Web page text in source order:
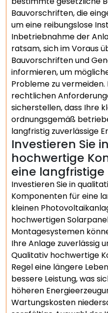
Bauvorschriften, die
um eine reibungslose
Inbetriebnahme der
ratsam, sich im Voraus
Bauvorschriften und
informieren, um
Probleme zu
rechtlichen
sicherstellen, dass Ihre
ordnungsgemäß
langfristig zuverlässige
Investieren Sie
hochwertige
eine langfristige
Investieren Sie in
Komponenten für eine
kleinen
hochwertigen
Montagesystemen
Ihre Anlage zuverlässig
Qualitativ hochwertige
Regel eine längere
bessere Leistung, was
höheren
Wartungskosten